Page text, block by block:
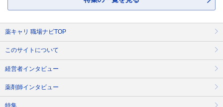
薬キャリ 職場ナビTOP
このサイトについて
経営者インタビュー
薬剤師インタビュー
特集